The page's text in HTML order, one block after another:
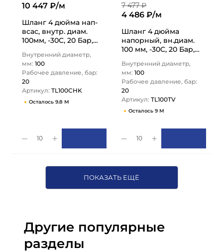
10 447 ₽/м
Шланг 4 дюйма нап-
всас, внутр. диам.
100мм, -30C, 20 Бар,
Внутренний диаметр,
мм: 100
Рабочее давление, бар:
20
Артикул: TL100CHK
Осталось 9.8 М
10
7 477 ₽
4 486 ₽/м
Шланг 4 дюйма
напорный, вн.диам.
100 мм, -30C, 20 Бар,
Внутренний диаметр,
мм: 100
Рабочее давление, бар:
20
Артикул: TL100TV
Осталось 9 М
10
ПОКАЗАТЬ ЕЩЁ
Другие популярные
разделы